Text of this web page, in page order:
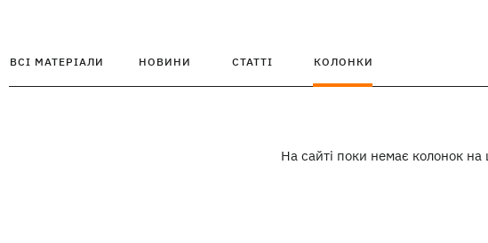
ВСІ МАТЕРІАЛИ НОВИНИ СТАТТІ КОЛОНКИ
На сайті поки немає колонок